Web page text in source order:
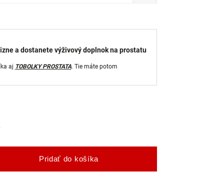
Pridať do košíka
a dostanete výživový doplnok na prostatu
aj TOBOLKY PROSTATA. Tie máte potom